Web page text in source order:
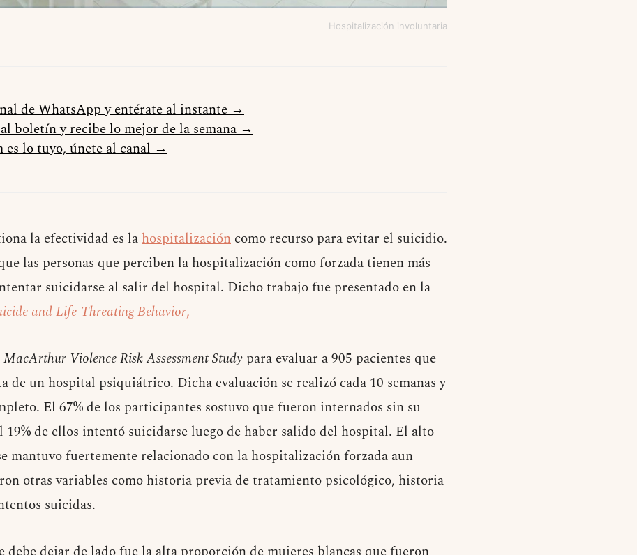
Hospitalización involuntaria
de WhatsApp y entérate al instante →
boletín y recibe lo mejor de la semana →
es lo tuyo, únete al canal →
la efectividad es lahospitalización como recurso para evitar el suicidio.
las personas que perciben la hospitalización como forzada tienen más
suicidarse al salir del hospital. Dicho trabajo fue presentado en la
and Life-Threating Behavior,
MacArthur Violence Risk Assessment Study para evaluar a 905 pacientes que
de un hospital psiquiátrico. Dicha evaluación se realizó cada 10 semanas y
El 67% de los participantes sostuvo que fueron internados sin su
19% de ellos intentó suicidarse luego de haber salido del hospital. El alto
mantuvo fuertemente relacionado con la hospitalización forzada aun
otras variables como historia previa de tratamiento psicológico, historia
suicidas.